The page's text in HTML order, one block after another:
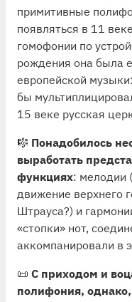
примитивные
появляться в 11
гомофонии по
рождения она была
европейской
бы
15 веке русская
🎼 Понадобилось
выработать
функциях: мелодии
движение верхнего
Штрауса?) и
«стопки» нот,
аккомпанировали в
📜 С приходом и
полифония,